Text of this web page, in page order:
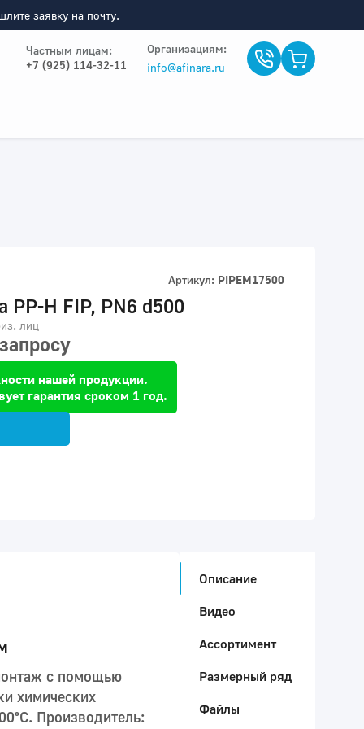
заявку на почту.
Частным лицам:
+7 (925) 114-32-11
Организациям:
info@afinara.ru
Артикул: PIPEM17500
PP-H FIP, PN6 d500
лиц
нашей продукции.
гарантия сроком 1 год.
с помощью
химических
Производитель:
Описание
Видео
Ассортимент
Размерный ряд
Файлы